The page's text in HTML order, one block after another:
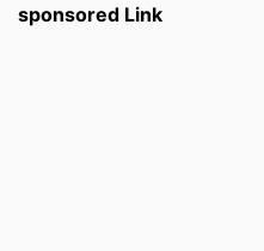
sponsored Link